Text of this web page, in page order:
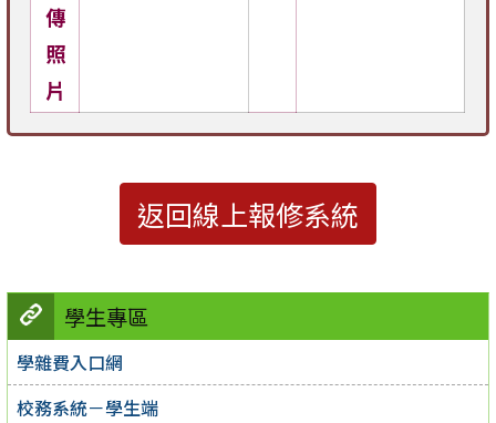
學生專區
學雜費入口網
校務系統－學生端
傳
照
片
返回線上報修系統